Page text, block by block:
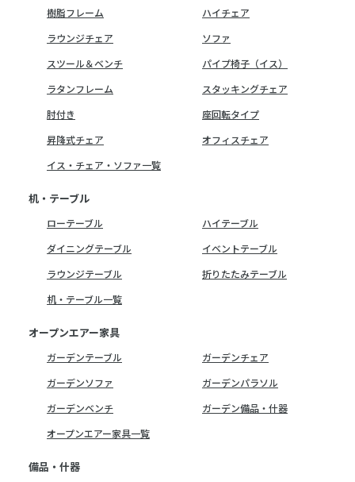
樹脂フレーム
ハイチェア
ラウンジチェア
ソファ
スツール＆ベンチ
パイプ椅子（イス）
ラタンフレーム
スタッキングチェア
肘付き
座回転タイプ
昇降式チェア
オフィスチェア
イス・チェア・ソファ一覧
机・テーブル
ローテーブル
ハイテーブル
ダイニングテーブル
イベントテーブル
ラウンジテーブル
折りたたみテーブル
机・テーブル一覧
オープンエアー家具
ガーデンテーブル
ガーデンチェア
ガーデンソファ
ガーデンパラソル
ガーデンベンチ
ガーデン備品・什器
オープンエアー家具一覧
備品・什器